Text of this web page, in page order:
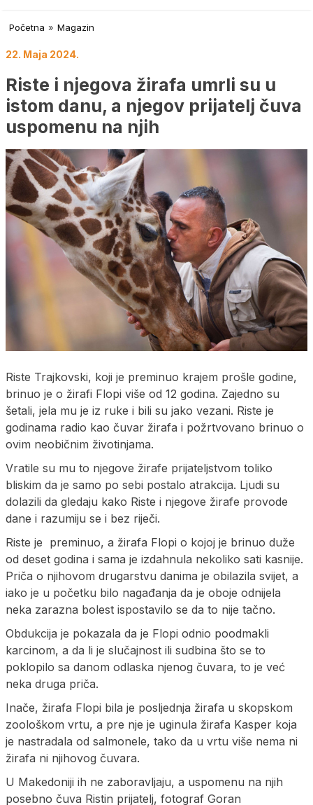
Početna » Magazin
22. Maja 2024.
Riste i njegova žirafa umrli su u
istom danu, a njegov prijatelj čuva
uspomenu na njih
Riste Trajkovski, koji je preminuo krajem prošle godine,
brinuo je o žirafi Flopi više od 12 godina. Zajedno su
šetali, jela mu je iz ruke i bili su jako vezani. Riste je
godinama radio kao čuvar žirafa i požrtvovano brinuo o
ovim neobičnim životinjama.
Vratile su mu to njegove žirafe prijateljstvom toliko
bliskim da je samo po sebi postalo atrakcija. Ljudi su
dolazili da gledaju kako Riste i njegove žirafe provode
dane i razumiju se i bez riječi.
Riste je preminuo, a žirafa Flopi o kojoj je brinuo duže
od deset godina i sama je izdahnula nekoliko sati kasnije.
Priča o njihovom drugarstvu danima je obilazila svijet, a
iako je u početku bilo nagađanja da je oboje odnijela
neka zarazna bolest ispostavilo se da to nije tačno.
Obdukcija je pokazala da je Flopi odnio poodmakli
karcinom, a da li je slučajnost ili sudbina što se to
poklopilo sa danom odlaska njenog čuvara, to je već
neka druga priča.
Inače, žirafa Flopi bila je posljednja žirafa u skopskom
zoološkom vrtu, a pre nje je uginula žirafa Kasper koja
je nastradala od salmonele, tako da u vrtu više nema ni
žirafa ni njihovog čuvara.
U Makedoniji ih ne zaboravljaju, a uspomenu na njih
posebno čuva Ristin prijatelj, fotograf Goran